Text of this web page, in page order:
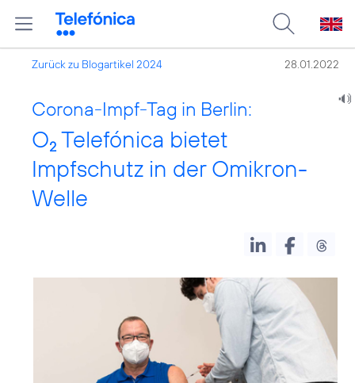
Zurück zu Blogartikel 2024 28.01.2022
Corona-Impf-Tag in Berlin:
O2 Telefónica bietet
Impfschutz in der Omikron-
Welle